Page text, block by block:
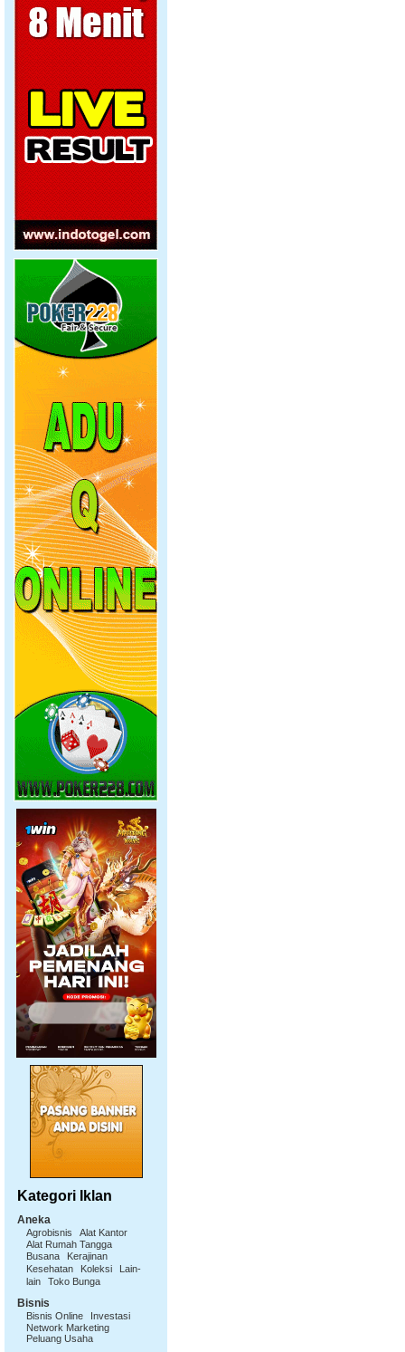
Kategori Iklan
Aneka
Agrobisnis
Alat Kantor
Alat Rumah Tangga
Busana
Kerajinan
Kesehatan
Koleksi
Lain-
lain
Toko Bunga
Bisnis
Bisnis Online
Investasi
Network Marketing
Peluang Usaha